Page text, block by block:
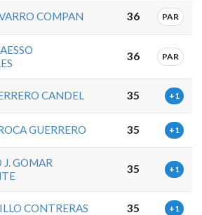
COMPAN 36 PAR
36 PAR
CANDEL 35 +1
GUERRERO 35 +1
J. GOMAR
35 +1
CONTRERAS 35 +1